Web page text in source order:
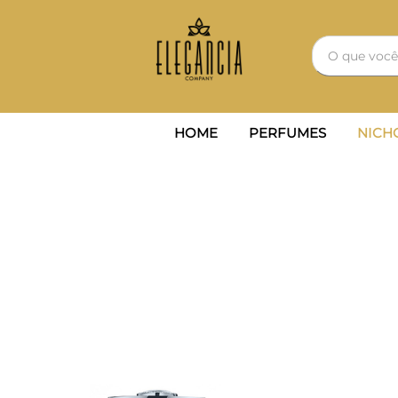
HOME PERFUMES